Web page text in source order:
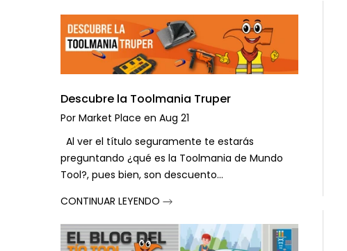
Descubre la Toolmania Truper
Por Market Place en Aug 21
Al ver el título seguramente te estarás
preguntando ¿qué es la Toolmania de Mundo
Tool?, pues bien, son descuento...
CONTINUAR LEYENDO